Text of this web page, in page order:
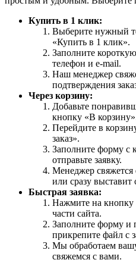
Купить в 1 клик:
Выберите нужный
«Купить в 1 клик».
Заполните
телефон и e-mail.
Наш менеджер
подтверждения
Через корзину:
Добавьте
кнопку «В
Перейдите в
заказ».
Заполните форму с
отправьте заявку.
Менеджер свяжется
или сразу выставит
Быстрая заявка:
Нажмите на кнопку
части сайта.
Заполните форму и
прикрепите файл с
Мы обработаем
свяжемся с вами.